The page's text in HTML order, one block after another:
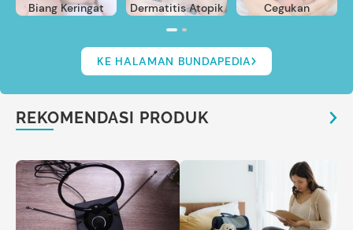
Biang Keringat Dermatitis Atopik Cegukan
KE HALAMAN BUNDAPEDIA
REKOMENDASI PRODUK